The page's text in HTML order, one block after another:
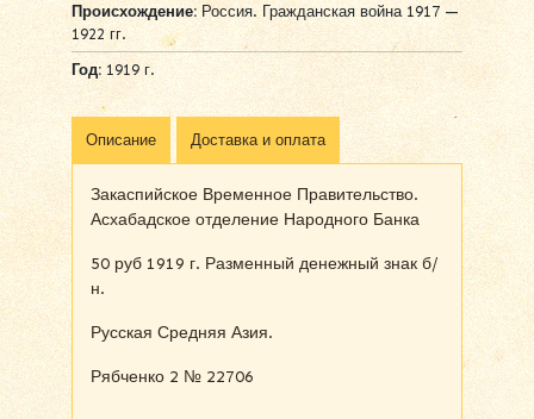
Происхождение:Россия. Гражданская война 1917 —
1922 гг.
Год:1919 г.
Описание Доставка и оплата
Закаспийское Временное Правительство.
Асхабадское отделение Народного Банка
50 руб 1919 г. Разменный денежный знак б/
н.
Русская Средняя Азия.
Рябченко 2 № 22706